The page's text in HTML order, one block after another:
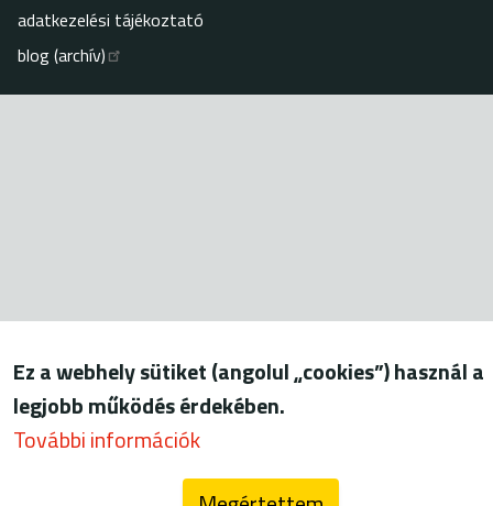
adatkezelési tájékoztató
blog (archív)
Ez a webhely sütiket (angolul „cookies”) használ a
legjobb működés érdekében.
További információk